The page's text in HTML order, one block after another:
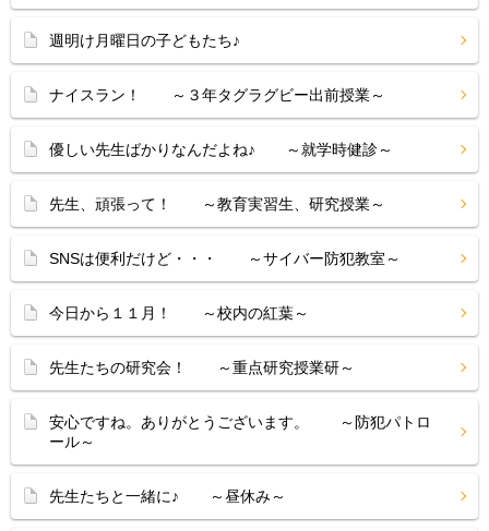
週明け月曜日の子どもたち♪
ナイスラン！ ～３年タグラグビー出前授業～
優しい先生ばかりなんだよね♪ ～就学時健診～
先生、頑張って！ ～教育実習生、研究授業～
SNSは便利だけど・・・ ～サイバー防犯教室～
今日から１１月！ ～校内の紅葉～
先生たちの研究会！ ～重点研究授業研～
安心ですね。ありがとうございます。 ～防犯パトロ
ール～
先生たちと一緒に♪ ～昼休み～